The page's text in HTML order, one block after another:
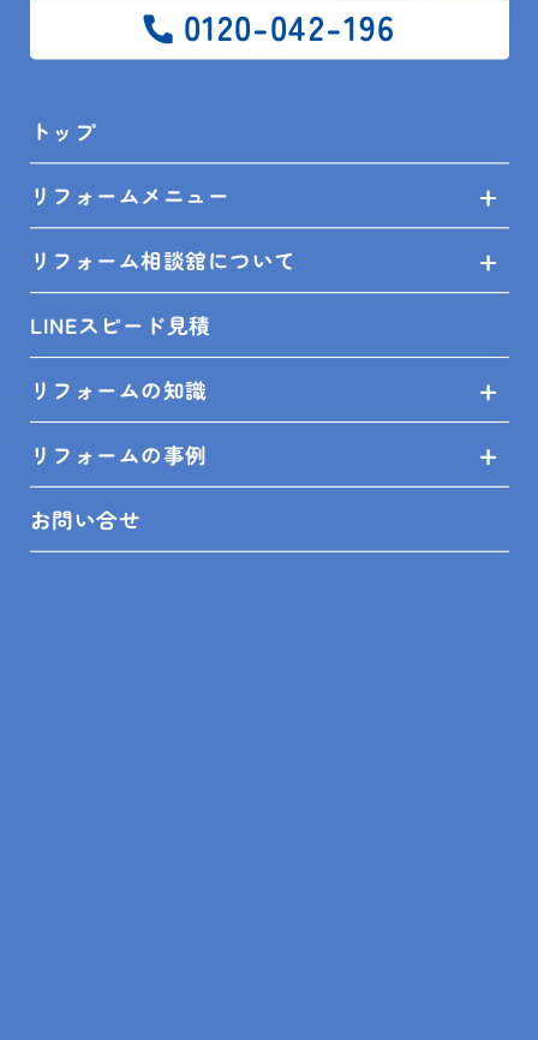
トップ
リフォームメニュー
リフォーム相談舘について
LINEスピード見積
リフォームの知識
リフォームの事例
お問い合せ
0120-042-196
LINEスピード見積
リフォームの知識
リフォームの事例
ショールーム来店予約
無料見積依頼
お問い合せ
プライバシーポリシー